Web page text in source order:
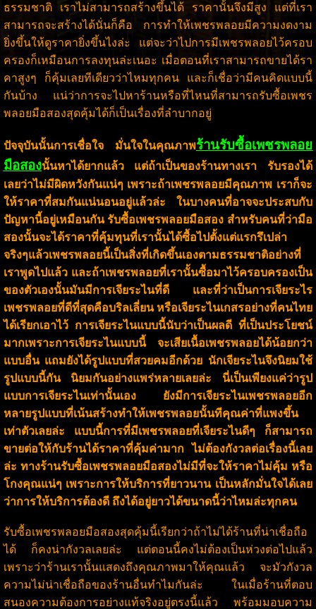
ธรรมชาติ เราไม่สามารถสร้างขึ้นได้ ราคานั้นจึงมีสูง แต่ที่เรา
สามารถจะสร้างได้นั่นก็คือ การทำให้เพชรพลอยมีความงดงาม
ยิ่งขึ้นให้ดูราคายิ่งขึ้นไงล่ะ แต่จะว่าไปการมีเพชรพลอยไว้ครอบ
ครองก็เหมือนการลงทุนล่ะเนอะ เมื่อตอนที่เราสามารถขายได้รา
คาสูงๆ ก็คุ้มเลยทีเดียวว่าไหมทุกคน และก็เชื่อว่ามีคนคิดแบบนี้
กันบ้าง แน่ว่าการจะไปหาร้านหรือที่ไหนที่สามารถรับซื้อเพชร
พลอยมือสองสุดคุ้มได้ก็เป็นเรื่องที่ลำบากอยู่
ปัจจุบันนั้นการเชื่อใจ มั่นใจในคุณภาพร้านรับซื้อเพชรพลอย
มือสองนั้นหาได้ยากแล้ว แต่ถ้าเป็นของร้านทางเรา รับรองได้
เลยว่าไม่มีผิดหวังกันแน่ๆ เพราะถ้าเพชรพลอยมีคุณภาพ เราก็จะ
ให้ราคาที่สมกันแน่นอนอยู่แล้วล่ะ ในบางคนที่อาจจะประสบกับ
ปัญหานี้อยู่เหมือนกัน รับซื้อเพชรพลอยมือสอง สำหรับคนที่ว่ามือ
สองนั้นจะได้ราคาที่คุ้มทุนที่เรานั้นได้ซื้อไปตั้งแต่แรกรึเปล่า
จริงๆแล้วเพชรพลอยนี้เป็นสิ่งที่เกิดขึ้นเองตามธรรมชาติอย่างที่
เราพูดไปแล้ว และถ้าเพชรพลอยที่เรานั้นซื้อมาไว้ครอบครองเป็น
ของตัวเองนั้นมันมีการเจียระไนที่ดี และที่ว่าเป็นการเจียระไร
เพชรพลอยที่ดีที่สุดคือบริลเลี่ยน หรือเจียระไนเกสรอย่างที่คนไทย
ได้เรียกเอาไว้ การเจียระไนแบบนี้นับว่าเป็นผลดี ที่เป็นประโยชน์
มากเพราะการเจียระไนแบบนี้ จะเสียเนื้อเพชรพลอยได้น้อยกว่า
แบบอื่น แถมยังได้รูปแบบที่สวยคมอีกด้วย นักเจียระไนจึงนิยมใช้
รูปแบบนี้กัน นิยมกันอย่างแพร่หลายเลยล่ะ นี่เป็นเพียงแค่ว่ารูป
แบบการเจียระไนเท่านั้นเอง ยังมีการเจียระไนเพชรพลอยอีก
หลายรูปแบบที่เน้นสร้างทำให้เพชรพลอยนั้นทีคุณค่าที่แพงขึ้น
เท่าตัวเลยล่ะ แบบนี้การที่มีเพชรพลอยที่เจียระไนดีๆ ก็สามารถ
ขายต่อให้กับร้านได้ราคาที่คุ้มค่ามาก ไม่ต้องกังวลต่อเรื่องนี้เลย
ล่ะ ทางร้านรับซื้อเพชรพลอยมือสองไม่มีที่จะให้ราคาไม่คุ้ม หรือ
โกงคุณแน่ๆ เพราะการให้บริการที่ยาวนาน เป็นหลักมั่นใจได้เลย
ว่าการให้บริการต้องดี ถึงได้อยู่ยาวได้ขนาดนี้ว่าไหมล่ะทุกคน
รับซื้อเพชรพลอยมือสองสุดคุ้มนี้เรียกว่าถ้าไม่ได้ร้านที่น่าเชื่อถือ
ได้ ก็คงน่ากังวลเลยล่ะ แต่ตอนนี้คงไม่ต้องเป็นห่วงต่อไปแล้ว
เพราะว่าร้านเรานั้นแสดงถึงคุณภาพมาให้คุณแล้ว จะมัวกังวล
ความไม่น่าเชื่อถือของร้านอื่นทำไมกันล่ะ ในเมื่อร้านที่ตอบ
สนองความต้องการอย่างแท้จริงอยู่ตรงนี้แล้ว พร้อมมอบความ